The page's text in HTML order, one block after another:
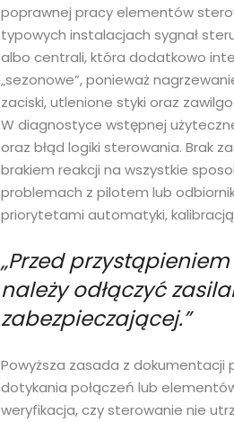
poprawnej pracy elementów
typowych instalacjach sygnał
albo centrali, która dodatkowo
„sezonowe”, ponieważ
zaciski, utlenione styki oraz
W diagnostyce wstępnej
oraz błąd logiki sterowania. Brak
brakiem reakcji na wszystkie
problemach z pilotem lub
priorytetami automatyki,
„Przed
należy odłączyć
zabezpieczającej.”
Powyższa zasada z dokumentacji
dotykania połączeń lub
weryfikacja, czy sterowanie nie